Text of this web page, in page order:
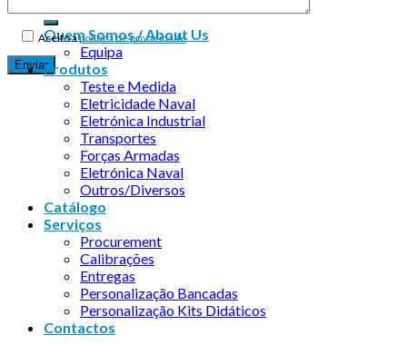
Aceito apolítica de privacidade
Quem Somos / About Us
Equipa
Produtos
Teste e Medida
Eletricidade Naval
Eletrónica Industrial
Transportes
Forças Armadas
Eletrónica Naval
Outros/Diversos
Catálogo
Serviços
Procurement
Calibrações
Entregas
Personalização Bancadas
Personalização Kits Didáticos
Contactos